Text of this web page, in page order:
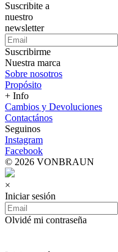
Suscribite a
nuestro
newsletter
Suscribirme
Nuestra marca
Sobre nosotros
Propósito
+ Info
Cambios y Devoluciones
Contactános
Seguinos
Instagram
Facebook
© 2026 VONBRAUN
×
Iniciar sesión
Olvidé mi contraseña